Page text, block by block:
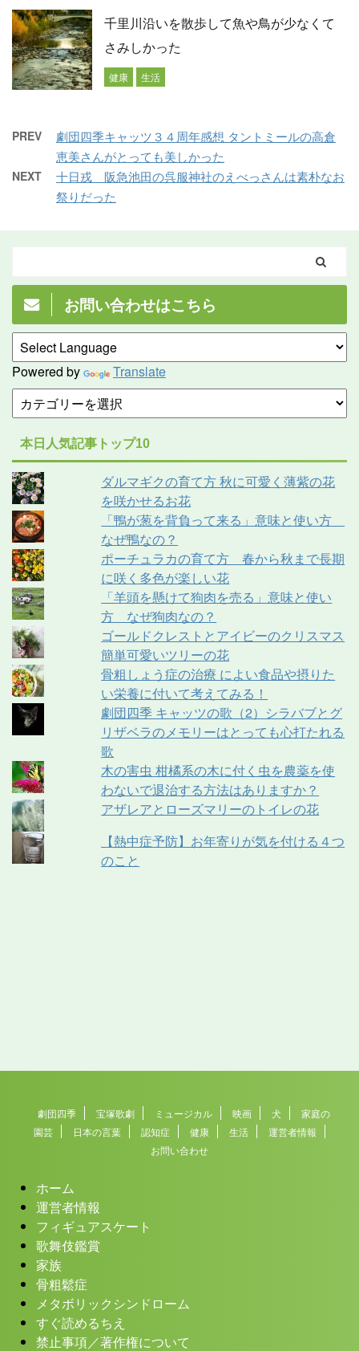
千里川沿いを散歩して魚や鳥が少なくて
さみしかった
健康 生活
PREV
劇団四季キャッツ３４周年感想 タントミールの高倉
恵美さんがとっても美しかった
NEXT
十日戎 阪急池田の呉服神社のえべっさんは素朴なお
祭りだった
お問い合わせはこちら
Powered by Translate
本日人気記事トップ10
ダルマギクの育て方 秋に可愛く薄紫の花
を咲かせるお花
「鴨が葱を背負って来る」意味と使い方
なぜ鴨なの？
ポーチュラカの育て方 春から秋まで長期
に咲く多色が楽しい花
「羊頭を懸けて狗肉を売る」意味と使い
方 なぜ狗肉なの？
ゴールドクレストとアイビーのクリスマス
簡単可愛いツリーの花
骨粗しょう症の治療 によい食品や摂りた
い栄養に付いて考えてみる！
劇団四季 キャッツの歌（2）シラバブとグ
リザベラのメモリーはとっても心打たれる
歌
木の害虫 柑橘系の木に付く虫を農薬を使
わないで退治する方法はありますか？
アザレアとローズマリーのトイレの花
【熱中症予防】お年寄りが気を付ける４つ
のこと
劇団四季 宝塚歌劇 ミュージカル 映画 犬
家庭の
園芸
日本の言葉 認知症 健康 生活
運営者情報
お問い合わせ
ホーム
運営者情報
フィギュアスケート
歌舞伎鑑賞
家族
骨粗鬆症
メタボリックシンドローム
すぐ読めるちえ
禁止事項／著作権について